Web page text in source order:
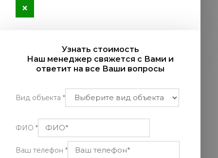
×
Узнать стоимость
Наш менеджер свяжется с Вами и
ответит на все Ваши вопросы
Вид объекта *
ФИО *
Ваш телефон *